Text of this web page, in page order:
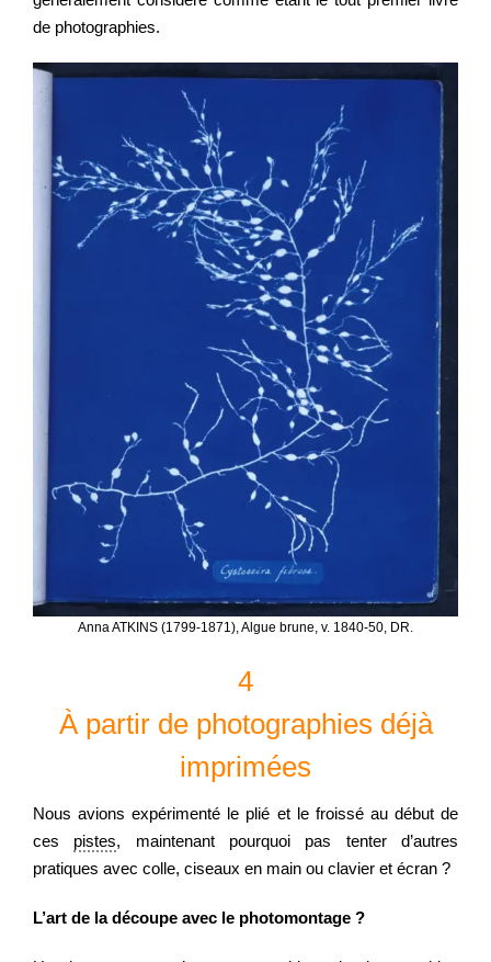
de photographies.
Anna ATKINS (1799-1871), Algue brune, v. 1840-50, DR.
4
À partir de photographies déjà
imprimées
Nous avions expérimenté le plié et le froissé au début de
ces pistes, maintenant pourquoi pas tenter d’autres
pratiques avec colle, ciseaux en main ou clavier et écran ?
L’art de la découpe avec le photomontage ?